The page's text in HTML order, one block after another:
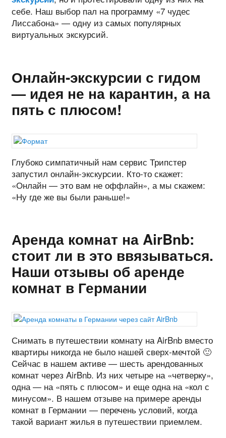
себе. Наш выбор пал на программу «7 чудес
Лиссабона» — одну из самых популярных
виртуальных экскурсий.
Онлайн-экскурсии с гидом
— идея не на карантин, а на
пять с плюсом!
Глубоко симпатичный нам сервис Трипстер
запустил онлайн-экскурсии. Кто-то скажет:
«Онлайн — это вам не оффлайн», а мы скажем:
«Ну где же вы были раньше!»
Аренда комнат на AirBnb:
стоит ли в это ввязываться.
Наши отзывы об аренде
комнат в Германии
Снимать в путешествии комнату на AirBnb вместо
квартиры никогда не было нашей сверх-мечтой 🙂
Сейчас в нашем активе — шесть арендованных
комнат через AirBnb. Из них четыре на «четверку»,
одна — на «пять с плюсом» и еще одна на «кол с
минусом». В нашем отзыве на примере аренды
комнат в Германии — перечень условий, когда
такой вариант жилья в путешествии приемлем.